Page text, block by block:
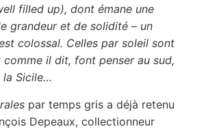
filled up), dont émane une
grandeur et de solidité – un
colossal. Celles par soleil sont
comme il dit, font penser au sud,
la Sicile…
par temps gris a déjà retenu
Depeaux, collectionneur